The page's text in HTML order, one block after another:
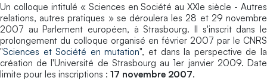
Un colloque intitulé « Sciences en Société au XXIe siècle - Autres
relations, autres pratiques » se déroulera les 28 et 29 novembre
2007 au Parlement européen, à Strasbourg. Il s'inscrit dans le
prolongement du colloque organisé en février 2007 par le CNRS
"Sciences et Société en mutation", et dans la perspective de la
création de l'Université de Strasbourg au 1er janvier 2009. Date
limite pour les inscriptions : 17 novembre 2007.